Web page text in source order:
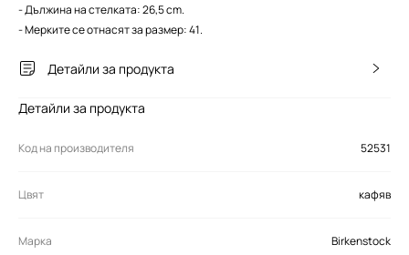
- Дължина на стелката: 26,5 cm.
- Мерките се отнасят за размер: 41.
Детайли за продукта
Детайли за продукта
Код на производителя 52531
Цвят кафяв
Марка Birkenstock